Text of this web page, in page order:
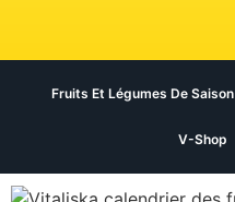
Fruits Et Légumes De Saison
V-Shop